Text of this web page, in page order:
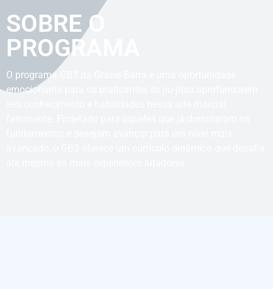
SOBRE O
PROGRAMA
O programa GB3 da Gracie Barra é uma oportunidade
emocionante para os praticantes de jiu-jitsu aprofundarem